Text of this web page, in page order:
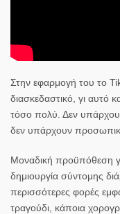
Στην εφαρμογή του το
διασκεδαστικό, γι αυτό
τόσο πολύ. Δεν
δεν υπάρχουν
Μοναδική προϋπόθεση
δημιουργία σύντομης
περισσότερες φορές
τραγούδι, κάποια